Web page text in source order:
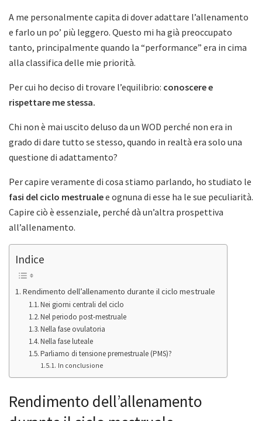
A me personalmente capita di dover adattare l’allenamento
e farlo un po’ più leggero. Questo mi ha già preoccupato
tanto, principalmente quando la “performance” era in cima
alla classifica delle mie priorità.
Per cui ho deciso di trovare l’equilibrio: conoscere e
rispettare me stessa.
Chi non è mai uscito deluso da un WOD perché non era in
grado di dare tutto se stesso, quando in realtà era solo una
questione di adattamento?
Per capire veramente di cosa stiamo parlando, ho studiato le
fasi del ciclo mestrualee ognuna di esse ha le sue peculiarità.
Capire ciò è essenziale, perché dà un’altra prospettiva
all’allenamento.
Indice
Rendimento dell’allenamento durante il ciclo mestruale
Nei giorni centrali del ciclo
Nel periodo post-mestruale
Nella fase ovulatoria
Nella fase luteale
Parliamo di tensione premestruale (PMS)?
In conclusione
Rendimento dell’allenamento